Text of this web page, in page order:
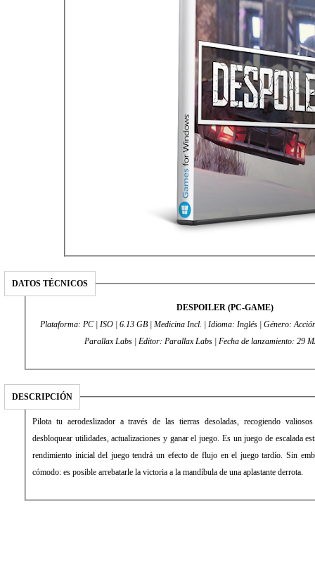
DATOS TÉCNICOS
DESPOILER (PC-GAME)
Plataforma: PC | ISO | 6.13 GB | Medicina Incl. | Idioma: Inglés | Género:
Parallax Labs | Editor: Parallax Labs | Fecha de
DESCRIPCIÓN
Pilota tu aerodeslizador a través de las tierras desoladas, recogiendo valiosos
desbloquear utilidades, actualizaciones y ganar el juego. Es un juego de escalada
rendimiento inicial del juego tendrá un efecto de flujo en el juego tardío. Sin
cómodo: es posible arrebatarle la victoria a la mandíbula de una aplastante derrota.